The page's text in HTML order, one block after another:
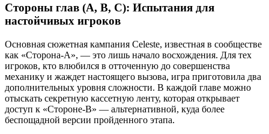
Стороны глав (A, B, C): Испытания для
настойчивых игроков
Основная сюжетная кампания Celeste, известная в сообществе
как «Сторона-A», — это лишь начало восхождения. Для тех
игроков, кто влюбился в отточенную до совершенства
механику и жаждет настоящего вызова, игра приготовила два
дополнительных уровня сложности. В каждой главе можно
отыскать секретную кассетную ленту, которая открывает
доступ к «Стороне-B» — альтернативной, куда более
беспощадной версии пройденного этапа.